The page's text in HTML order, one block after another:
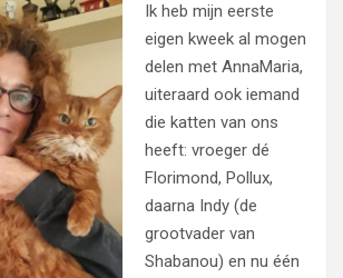
Ik heb mijn eerste
eigen kweek al mogen
delen met AnnaMaria,
uiteraard ook iemand
die katten van ons
heeft: vroeger dé
Florimond, Pollux,
daarna Indy (de
grootvader van
Shabanou) en nu één